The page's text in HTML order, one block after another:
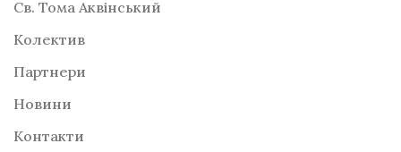
Св. Тома Аквінський
Колектив
Партнери
Новини
Контакти